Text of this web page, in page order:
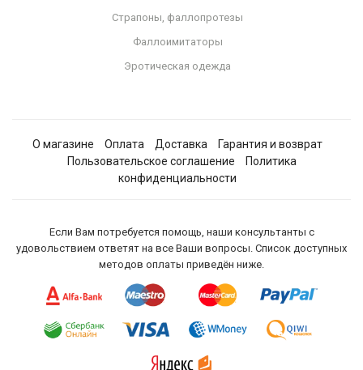
Страпоны, фаллопротезы
Фаллоимитаторы
Эротическая одежда
О магазине Оплата Доставка
Гарантия и возврат
Пользовательское соглашение
Политика
конфиденциальности
Если Вам потребуется помощь, наши консультанты с
удовольствием ответят на все Ваши вопросы. Список доступных
методов оплаты приведён ниже.